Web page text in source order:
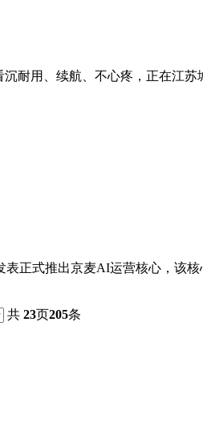
沉耐用、续航、不心疼，正在江
正式推出京麦AI运营核心，该
共 23页205条